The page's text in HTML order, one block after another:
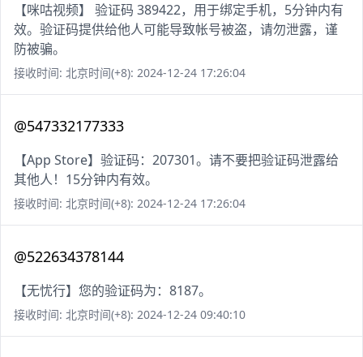
【咪咕视频】 验证码 389422，用于绑定手机，5分钟内有
效。验证码提供给他人可能导致帐号被盗，请勿泄露，谨
防被骗。
接收时间: 北京时间(+8): 2024-12-24 17:26:04
@547332177333
【App Store】验证码：207301。请不要把验证码泄露给
其他人！15分钟内有效。
接收时间: 北京时间(+8): 2024-12-24 17:26:04
@522634378144
【无忧行】您的验证码为：8187。
接收时间: 北京时间(+8): 2024-12-24 09:40:10